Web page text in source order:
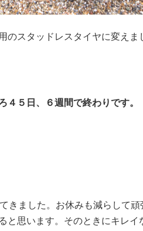
のスタッドレスタイヤに変えま
４５日、６週間で終わりです。
きました。お休みも減らして頑
と思います。そのときにキレイ